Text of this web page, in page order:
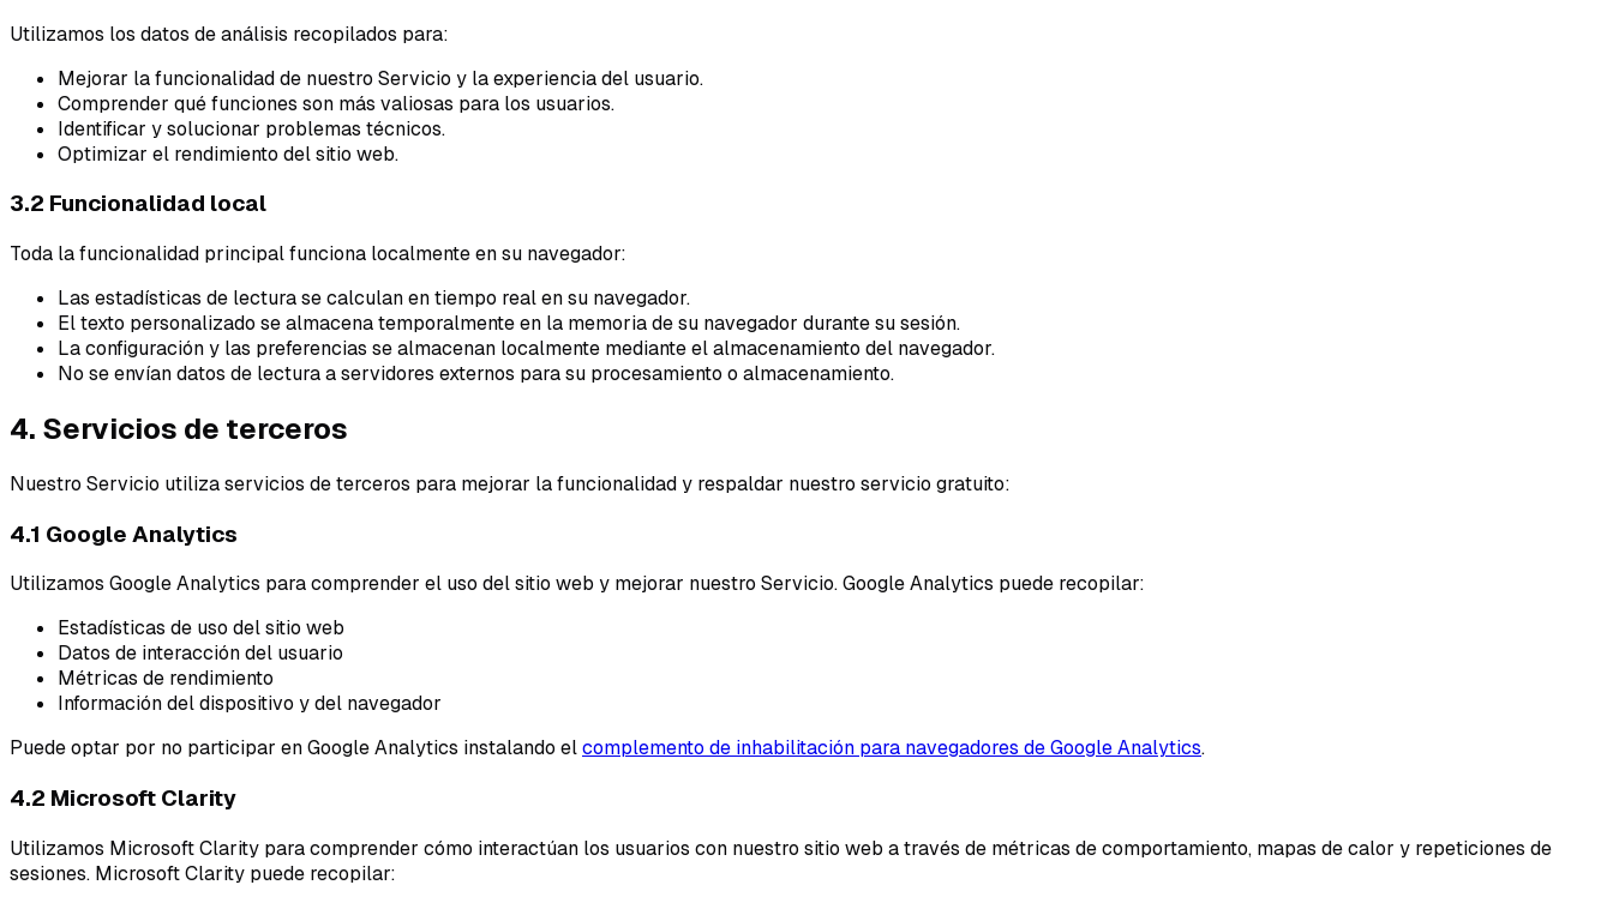
Utilizamos los datos de análisis recopilados para:
Mejorar la funcionalidad de nuestro Servicio y la experiencia del usuario.
Comprender qué funciones son más valiosas para los usuarios.
Identificar y solucionar problemas técnicos.
Optimizar el rendimiento del sitio web.
3.2 Funcionalidad local
Toda la funcionalidad principal funciona localmente en su navegador:
Las estadísticas de lectura se calculan en tiempo real en su navegador.
El texto personalizado se almacena temporalmente en la memoria de su navegador durante su sesión.
La configuración y las preferencias se almacenan localmente mediante el almacenamiento del navegador.
No se envían datos de lectura a servidores externos para su procesamiento o almacenamiento.
4. Servicios de terceros
Nuestro Servicio utiliza servicios de terceros para mejorar la funcionalidad y respaldar nuestro servicio gratuito:
4.1 Google Analytics
Utilizamos Google Analytics para comprender el uso del sitio web y mejorar nuestro Servicio. Google Analytics puede recopilar:
Estadísticas de uso del sitio web
Datos de interacción del usuario
Métricas de rendimiento
Información del dispositivo y del navegador
Puede optar por no participar en Google Analytics instalando elcomplemento de inhabilitación para navegadores de Google Analytics.
4.2 Microsoft Clarity
Utilizamos Microsoft Clarity para comprender cómo interactúan los usuarios con nuestro sitio web a través de métricas de comportamiento, mapas de calor y repeticiones de
sesiones. Microsoft Clarity puede recopilar: